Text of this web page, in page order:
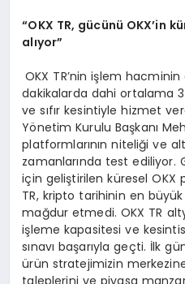
“OKX TR, gücünü OKX’in
alıyor”
OKX TR’nin işlem
dakikalarda dahi ortalama
ve sıfır kesintiyle hizmet
Yönetim Kurulu Başkanı
platformlarının niteliği ve
zamanlarında test ediliyor.
için geliştirilen küresel OKX
TR, kripto tarihinin en büyük
mağdur etmedi. OKX TR
işleme kapasitesi ve
sınavı başarıyla geçti. İlk
ürün stratejimizin
taleplerini ve piyasa